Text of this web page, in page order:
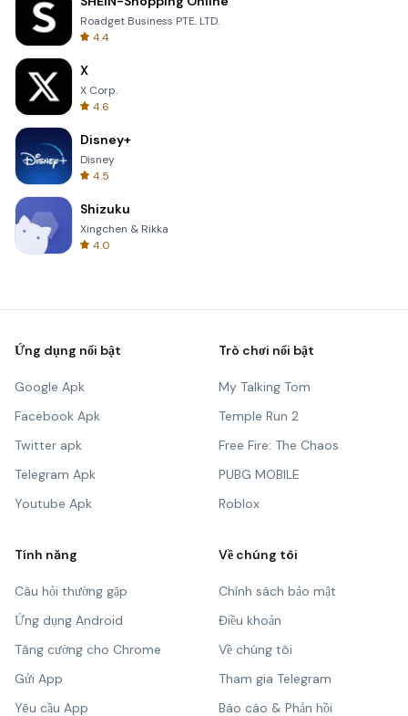
Roadget Business PTE. LTD.
4.4
X
X Corp.
4.6
Disney+
Disney
4.5
Shizuku
Xingchen & Rikka
4.0
Ứng dụng nổi bật
Google Apk
Facebook Apk
Twitter apk
Telegram Apk
Youtube Apk
Trò chơi nổi bật
My Talking Tom
Temple Run 2
Free Fire: The Chaos
PUBG MOBILE
Roblox
Tính năng
Câu hỏi thường gặp
Ứng dụng Android
Tăng cường cho Chrome
Gửi App
Yêu cầu App
Về chúng tôi
Chính sách bảo mật
Điều khoản
Về chúng tôi
Tham gia Telegram
Báo cáo & Phản hồi